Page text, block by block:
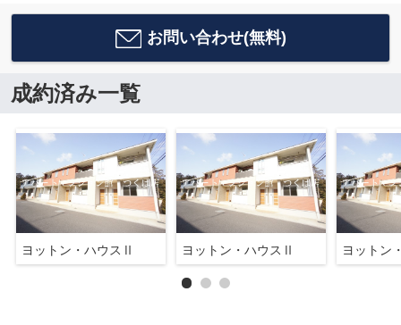
お問い合わせ(無料)
成約済み一覧
ヨットン・ハウスⅡ ヨットン・ハウスⅡ ヨットン